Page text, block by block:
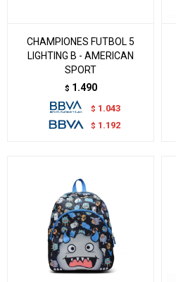
CHAMPIONES FUTBOL 5
LIGHTING B - AMERICAN
SPORT
$ 1.490
$ 1.043
$ 1.192